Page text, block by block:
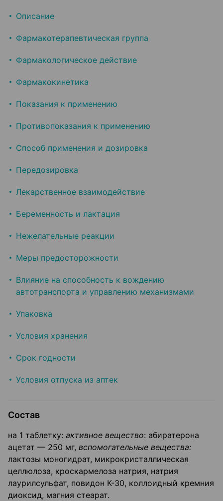
Описание
Фармакотерапевтическая группа
Фармакологическое действие
Фармакокинетика
Показания к применению
Противопоказания к применению
Способ применения и дозировка
Передозировка
Лекарственное взаимодействие
Беременность и лактация
Нежелательные реакции
Меры предосторожности
Влияние на способность к вождению
автотранспорта и управлению механизмами
Упаковка
Условия хранения
Срок годности
Условия отпуска из аптек
Состав
на 1 таблетку: активное вещество: абиратерона
ацетат — 250 мг, вспомогательные вещества:
лактозы моногидрат, микрокристаллическая
целлюлоза, кроскармелоза натрия, натрия
лаурилсульфат, повидон К-30, коллоидный кремния
диоксид, магния стеарат.